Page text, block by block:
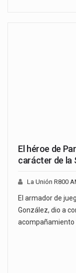
El héroe de
carácter de la
La Unión R800
El armador de
González, dio a
acompañamiento